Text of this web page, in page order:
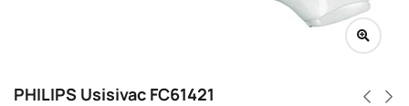
PHILIPS Usisivac FC61421